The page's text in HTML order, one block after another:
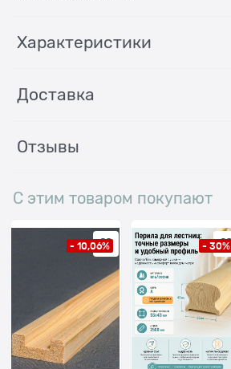
Характеристики
Доставка
Отзывы
С этим товаром покупают
- 10,06% - 30%